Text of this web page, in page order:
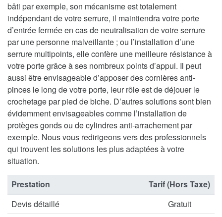
bâti par exemple, son mécanisme est totalement
indépendant de votre serrure, il maintiendra votre porte
d’entrée fermée en cas de neutralisation de votre serrure
par une personne malveillante ; ou l’installation d’une
serrure multipoints, elle confère une meilleure résistance à
votre porte grâce à ses nombreux points d’appui. Il peut
aussi être envisageable d’apposer des cornières anti-
pinces le long de votre porte, leur rôle est de déjouer le
crochetage par pied de biche. D’autres solutions sont bien
évidemment envisageables comme l’installation de
protèges gonds ou de cylindres anti-arrachement par
exemple. Nous vous redirigeons vers des professionnels
qui trouvent les solutions les plus adaptées à votre
situation.
Prestation
Tarif (Hors Taxe)
Devis détaillé
Gratuit